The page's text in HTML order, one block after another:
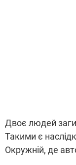
Двоє людей
Такими є
Окружній, де